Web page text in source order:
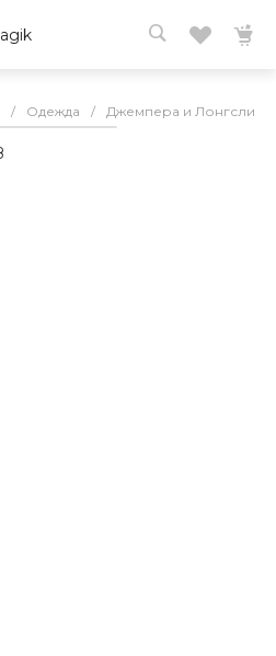
/ Одежда / Джемпера и Лонгсливы